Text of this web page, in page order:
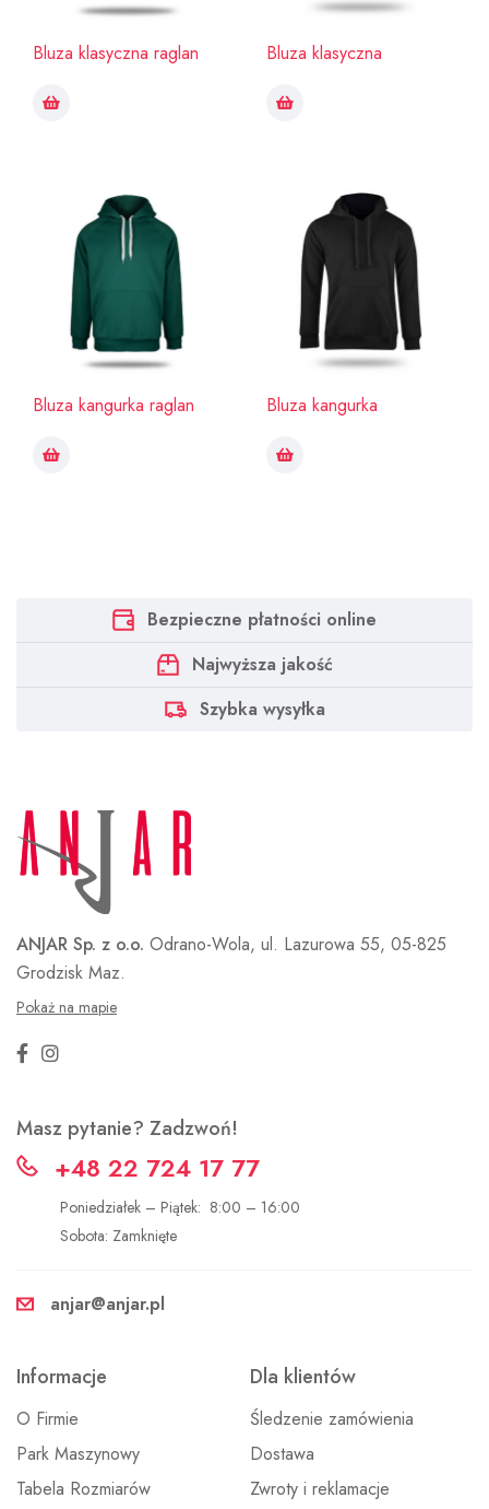
Bluza klasyczna raglan Bluza klasyczna
Bluza kangurka raglan Bluza kangurka
Bezpieczne płatności online
Najwyższa jakość
Szybka wysyłka
ANJAR Sp. z o.o. Odrano-Wola, ul. Lazurowa 55, 05-825
Grodzisk Maz.
Pokaż na mapie
Masz pytanie? Zadzwoń!
+48 22 724 17 77
Poniedziałek – Piątek: 8:00 – 16:00
Sobota: Zamknięte
anjar@anjar.pl
Informacje
O Firmie
Park Maszynowy
Tabela Rozmiarów
Dla klientów
Śledzenie zamówienia
Dostawa
Zwroty i reklamacje